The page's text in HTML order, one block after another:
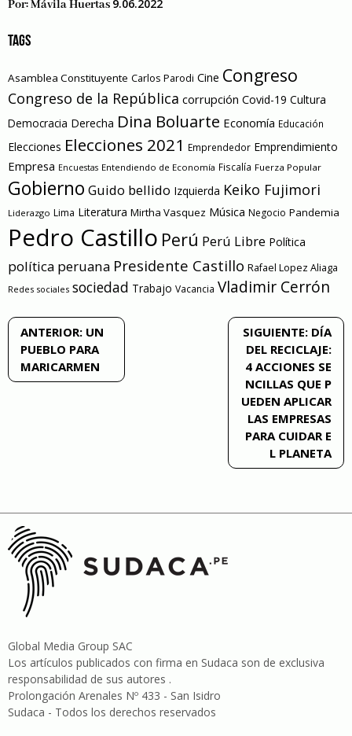
Por:Mávila Huertas 9.06.2022
TAGS
Asamblea Constituyente Carlos Parodi Cine Congreso
Congreso de la República corrupción Covid-19 Cultura
Democracia Derecha Dina Boluarte Economía Educación
Elecciones Elecciones 2021 Emprendedor Emprendimiento
Empresa Encuestas Entendiendo de Economía Fiscalía Fuerza Popular
Gobierno Guido bellido Izquierda Keiko Fujimori
Liderazgo Lima Literatura Mirtha Vasquez Música Negocio Pandemia
Pedro Castillo Perú Perú Libre Política
política peruana Presidente Castillo Rafael Lopez Aliaga
Redes sociales sociedad Trabajo Vacancia Vladimir Cerrón
Navegación
de
entradas
ANTERIOR: UN
PUEBLO PARA
MARICARMEN
SIGUIENTE: DÍA
DEL RECICLAJE:
4 ACCIONES SE
NCILLAS QUE P
UEDEN APLICAR
LAS EMPRESAS
PARA CUIDAR E
L PLANETA
Global Media Group SAC
Los artículos publicados con firma en Sudaca son de exclusiva
responsabilidad de sus autores .
Prolongación Arenales Nº 433 - San Isidro
Sudaca - Todos los derechos reservados